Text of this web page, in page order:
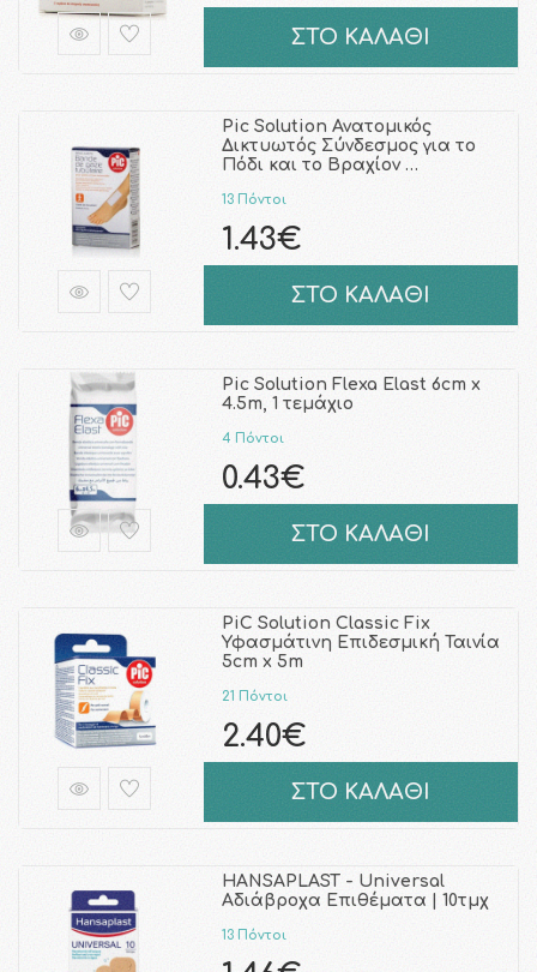
ΣΤΟ ΚΑΛΑΘΙ
Pic Solution Ανατομικός
Δικτυωτός Σύνδεσμος για το
Πόδι και το Βραχίον …
13 Πόντοι
1.43€
ΣΤΟ ΚΑΛΑΘΙ
Pic Solution Flexa Elast 6cm x
4.5m, 1 τεμάχιο
4 Πόντοι
0.43€
ΣΤΟ ΚΑΛΑΘΙ
PiC Solution Classic Fix
Υφασμάτινη Επιδεσμική Ταινία
5cm x 5m
21 Πόντοι
2.40€
ΣΤΟ ΚΑΛΑΘΙ
HANSAPLAST - Universal
Αδιάβροχα Επιθέματα | 10τμχ
13 Πόντοι